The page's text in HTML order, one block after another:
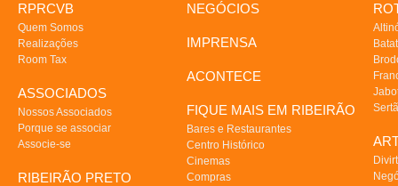
RPRCVB
Quem Somos
Realizações
Room Tax
ASSOCIADOS
Nossos Associados
Porque se associar
Associe-se
RIBEIRÃO PRETO
NEGÓCIOS
IMPRENSA
ACONTECE
FIQUE MAIS EM RIBEIRÃO
Bares e Restaurantes
Centro Histórico
Cinemas
Compras